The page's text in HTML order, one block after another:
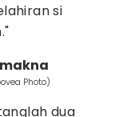
si
Photo)
dua